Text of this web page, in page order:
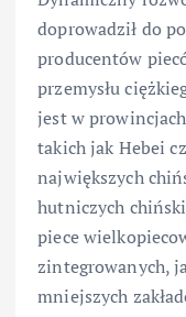
doprowadził do
producentów
przemysłu
jest w
takich jak Hebei
największych
hutniczych
piece
zintegrowanych,
mniejszych